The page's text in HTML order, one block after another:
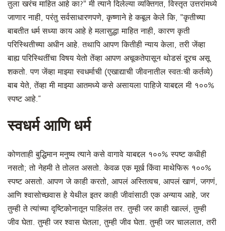
तुला खरंच माहित आहे का?" मी त्याने दिलेल्या व्यक्तिगत, विस्तृत उत्तरांमध्ये
जाणार नाही, परंतु सर्वसाधारणपणे, कृष्णाने हे कबूल केले कि, "कृतीच्या
बाबतीत धर्म सध्या काय आहे हे मलासुद्धा माहित नाही, कारण कृती
परिस्थितीच्या अधीन आहे. तथापि आपण कितीही न्याय केला, तरी जेंव्हा
बाह्य परिस्थितींचा विषय येतो तेंव्हा आपण अचूकतेपासून थोडसं दूरच असू
शकतो. पण जेंव्हा माझ्या स्वधर्माची (एखाद्याची जीवनातील स्वतःची कर्तव्ये)
बाब येते, तेंव्हा मी माझ्या आतमध्ये कसे असायला पाहिजे याबद्दल मी १००%
स्पष्ट आहे.”
स्वधर्म आणि धर्म
कोणताही बुद्धिमान मनुष्य त्याने कसे वागावे याबद्दल १००% स्पष्ट कधीही
नसतो; तो नेहमी ते तोलत असतो. केवळ एक मूर्ख किंवा माथेफिरू १००%
स्पष्ट असतो. आपण जे काही करतो, आपलं अस्तित्वच, आपलं खाणं, जगणं,
आणि श्वासोच्छवास हे येथील इतर काही जीवांसाठी एक अन्याय आहे, जर
तुम्ही ते त्यांच्या दृष्टिकोनातून पाहिलंत तर. तुम्ही जर काही खाल्लं, तुम्ही
जीव घेता. तुम्ही जर श्वास घेतला, तुम्ही जीव घेता. तुम्ही जर चाललात, तरी